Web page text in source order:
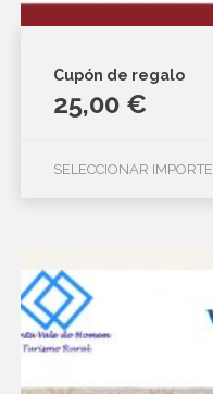
Cupón de regalo
25,00 €
SELECCIONAR IMPORTE
múltiples
variantes.
Las
se